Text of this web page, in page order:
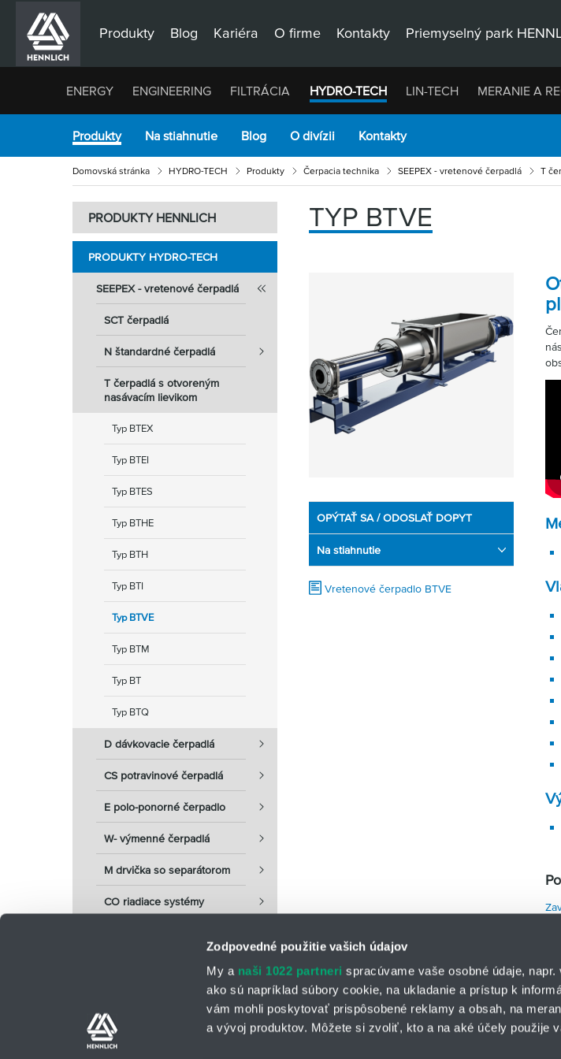
Zodpovedné použitie vašich údajov
My a naši 1022 partneri spracúvame vaše osobné údaje,
ako sú napríklad súbory cookie, na ukladanie a prístup k
vám mohli poskytovať prispôsobené reklamy a obsah, na
a vývoj produktov. Môžete si zvoliť, kto a na aké účely použije
Produkty Blog Kariéra O firme Kontakty Priemyselný park
ENERGY ENGINEERING FILTRÁCIA HYDRO-TECH LIN-TECH MERANIE A
Produkty Na stiahnutie Blog O divízii Kontakty
Domovská stránka HYDRO-TECH Produkty Čerpacia technika SEEPEX - vretenové čerpadlá T
PRODUKTY HENNLICH
PRODUKTY HYDRO-TECH
SEEPEX - vretenové čerpadlá
SCT čerpadlá
N štandardné čerpadlá
T čerpadlá s otvoreným
nasávacím lievikom
Typ BTEX
Typ BTEI
Typ BTES
Typ BTHE
Typ BTH
Typ BTI
Typ BTVE
Typ BTM
Typ BT
Typ BTQ
D dávkovacie čerpadlá
CS potravinové čerpadlá
E polo-ponorné čerpadlo
W- výmenné čerpadlá
M drvička so separátorom
CO riadiace systémy
TYP BTVE
OPÝTAŤ SA / ODOSLAŤ DOPYT
Na stiahnutie
Vretenové čerpadlo BTVE